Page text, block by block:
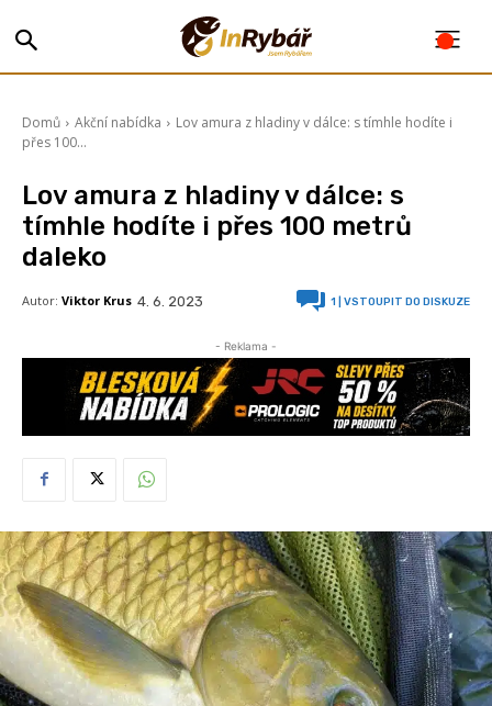
Domů Akční nabídka
Lov amura z hladiny v dálce: s tímhle hodíte i
přes 100...
Lov amura z hladiny v dálce: s
tímhle hodíte i přes 100 metrů
daleko
Autor: Viktor Krus 4. 6. 2023 1 | VSTOUPIT DO DISKUZE
- Reklama -